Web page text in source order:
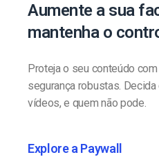
Aumente a sua
mantenha o
Proteja o seu conteúdo
segurança robustas.
vídeos, e quem não pode.
Explore a Paywall